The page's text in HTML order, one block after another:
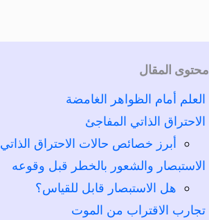
محتوى المقال
العلم أمام الظواهر الغامضة
الاحتراق الذاتي المفاجئ
أبرز خصائص حالات الاحتراق الذاتي
الاستبصار والشعور بالخطر قبل وقوعه
هل الاستبصار قابل للقياس؟
تجارب الاقتراب من الموت